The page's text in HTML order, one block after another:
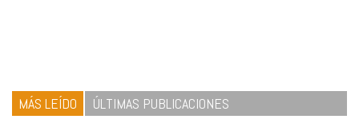
MÁS LEÍDO ÚLTIMAS PUBLICACIONES